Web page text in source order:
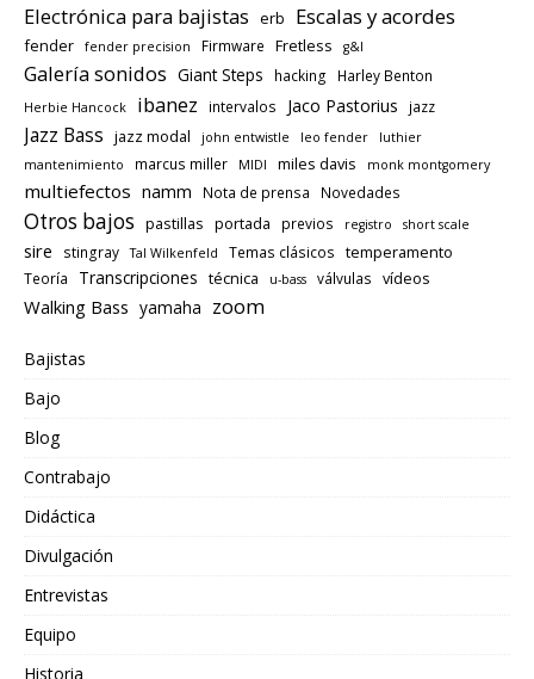
Electrónica para bajistas erb Escalas y acordes
fender fender precision Firmware Fretless g&l
Galería sonidos Giant Steps hacking Harley Benton
Herbie Hancock ibanez intervalos Jaco Pastorius jazz
Jazz Bass jazz modal john entwistle leo fender
luthier
mantenimiento
marcus miller MIDI miles davis monk montgomery
multiefectos namm Nota de prensa Novedades
Otros bajos pastillas portada previos registro short scale
sire stingray Tal Wilkenfeld Temas clásicos temperamento
Teoría Transcripciones técnica u-bass válvulas vídeos
Walking Bass yamaha zoom
Bajistas
Bajo
Blog
Contrabajo
Didáctica
Divulgación
Entrevistas
Equipo
Historia